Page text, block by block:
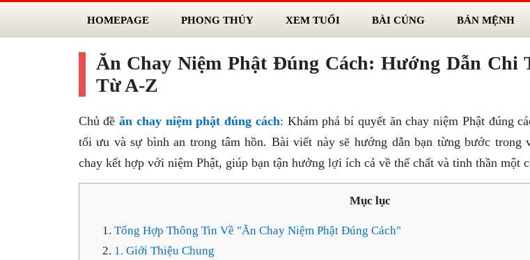
HOMEPAGE PHONG THỦY XEM TUỔI BÀI CÚNG BẢN MỆNH
Ăn Chay Niệm Phật Đúng Cách: Hướng Dẫn Chi
Từ A-Z
Chủ đềăn chay niệm phật đúng cách: Khám phá bí quyết ăn chay niệm Phật đúng
tối ưu và sự bình an trong tâm hồn. Bài viết này sẽ hướng dẫn bạn từng bước trong
chay kết hợp với niệm Phật, giúp bạn tận hưởng lợi ích cả về thể chất và tinh thần một
Mục lục
Tổng Hợp Thông Tin Về "Ăn Chay Niệm Phật Đúng Cách"
1. Giới Thiệu Chung